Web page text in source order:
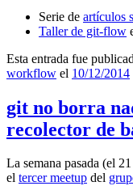
Serie de artículos
Taller de git-flow
Esta entrada fue
workflow el 10/12/2014
git no borra
recolector de
La semana pasada (el
el tercer meetup del